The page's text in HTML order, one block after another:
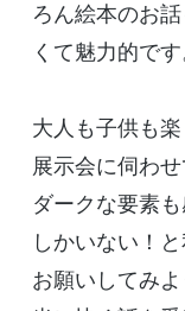
ろん絵本のお
くて魅力的です
大人も子供も
展示会に伺わ
ダークな要素
しかいない！
お願いしてみ